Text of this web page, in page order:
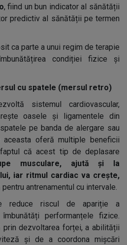
, fiind un bun indicator al sănătății
predictiv al sănătății pe termen
ca parte a unui regim de terapie
condiției fizice și
cu spatele (mersul retro)
sistemul cardiovascular,
oasele și ligamentele din
pe banda de alergare sau
aceasta oferă multiple beneficii
că acest tip de deplasare
musculare, ajută și la
iar ritmul cardiac va crește,
antrenamentul cu intervale.
reduce riscul de apariție a
performanțele fizice.
prin dezvoltarea forței, a abilității
și de a coordona mișcări